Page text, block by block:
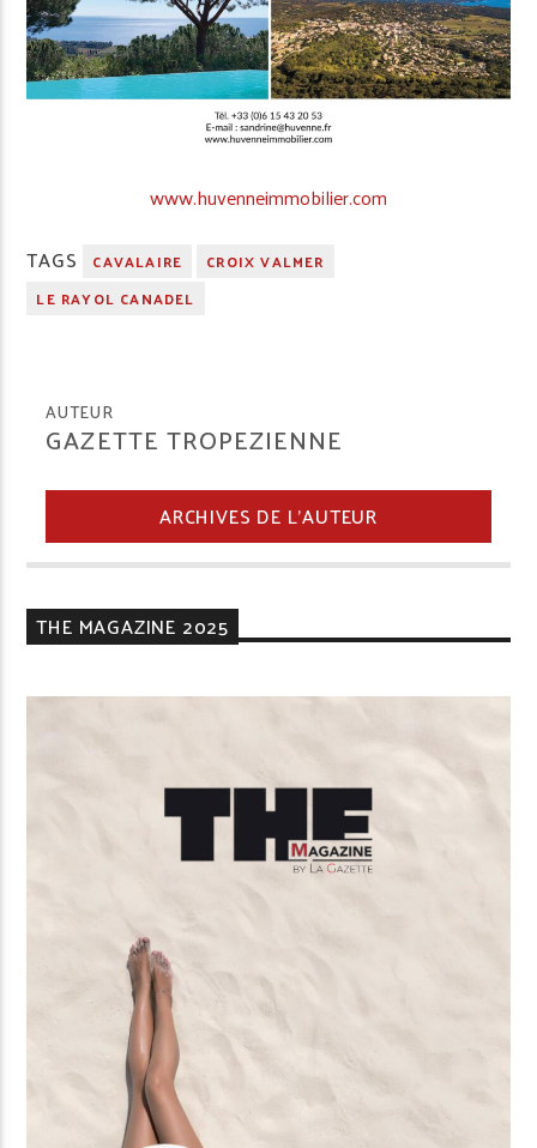
www.huvenneimmobilier.com
TAGS
CAVALAIRE
CROIX VALMER
LE RAYOL CANADEL
AUTEUR
GAZETTE TROPEZIENNE
ARCHIVES DE L'AUTEUR
THE MAGAZINE 2025